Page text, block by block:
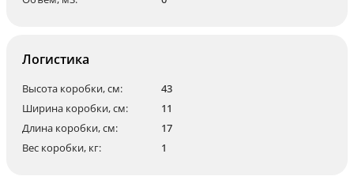
Логистика
Высота коробки, см:
43
Ширина коробки, см:
11
Длина коробки, см:
17
Вес коробки, кг:
1